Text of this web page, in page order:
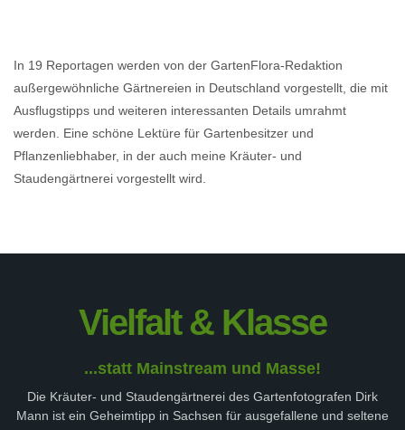
In 19 Reportagen werden von der GartenFlora-Redaktion
außergewöhnliche Gärtnereien in Deutschland vorgestellt, die mit
Ausflugstipps und weiteren interessanten Details umrahmt
werden. Eine schöne Lektüre für Gartenbesitzer und
Pflanzenliebhaber, in der auch meine Kräuter- und
Staudengärtnerei vorgestellt wird.
Vielfalt & Klasse
...statt Mainstream und Masse!
Die Kräuter- und Staudengärtnerei des Gartenfotografen Dirk
Mann ist ein Geheimtipp in Sachsen für ausgefallene und seltene